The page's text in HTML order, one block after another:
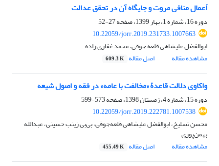
اَعمال منافی مروت و جایگاه آن در تحقق عدالت
دوره 16، شماره 1، بهار 1399، صفحه
27-52
10.22059/jorr.2019.231733.1007663
ابوالفضل علیشاهی قلعه جوقی، محمد غفاری زاده
مشاهده مقاله
اصل مقاله 609.3 K
واکاوی دلالت قاعدۀ «مخالفت با عامه» در فقه و اصول شیعه
دوره 15، شماره 4، زمستان 1398، صفحه
573-599
10.22059/jorr.2019.222781.1007538
محسن تسلیخ، ابوالفضل علیشاهی قلعه‌جوقی، بی‌بی زینب حسینی، عبدالله
بهمن‌پوری
مشاهده مقاله
اصل مقاله 455.49 K